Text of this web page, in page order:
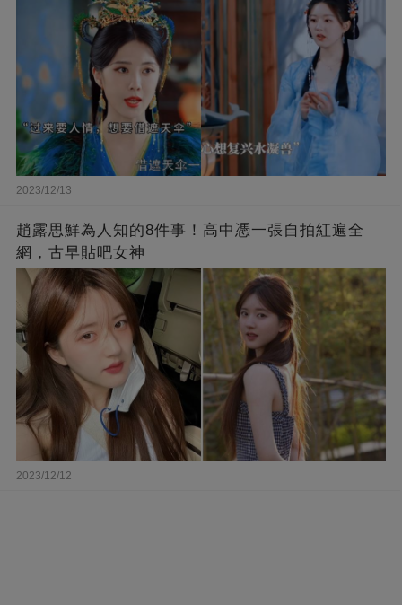
2023/12/13
趙露思鮮為人知的8件事！高中憑一張自拍紅遍全
網，古早貼吧女神
2023/12/12